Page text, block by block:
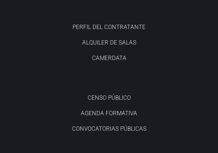
PERFIL DEL CONTRATANTE
ALQUILER DE SALAS
CAMERDATA
CENSO PÚBLICO
AGENDA FORMATIVA
CONVOCATORIAS PÚBLICAS